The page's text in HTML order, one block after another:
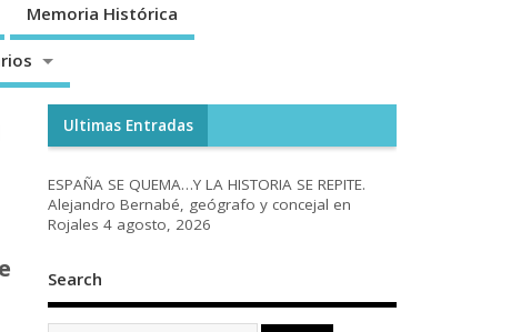
Memoria Histórica
Ultimas Entradas
ESPAÑA SE QUEMA…Y LA HISTORIA SE REPITE.
Alejandro Bernabé, geógrafo y concejal en
Rojales 4 agosto, 2026
Search